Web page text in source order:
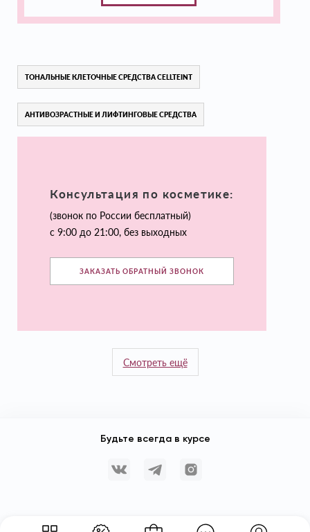
ТОНАЛЬНЫЕ КЛЕТОЧНЫЕ СРЕДСТВА CELLTEINT
АНТИВОЗРАСТНЫЕ И ЛИФТИНГОВЫЕ СРЕДСТВА
Консультация по косметике:
(звонок по России бесплатный)
с 9:00 до 21:00, без выходных
ЗАКАЗАТЬ ОБРАТНЫЙ ЗВОНОК
Смотреть ещё
Будьте всегда в курсе